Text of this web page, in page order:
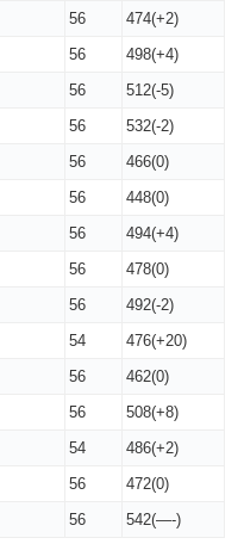
56
474(+2)
56 498(+4)
56
512(-5)
56
532(-2)
56 466(0)
56
448(0)
56
494(+4)
56 478(0)
56
492(-2)
54
476(+20)
56 462(0)
56
508(+8)
54
486(+2)
56
472(0)
56 542(—-)